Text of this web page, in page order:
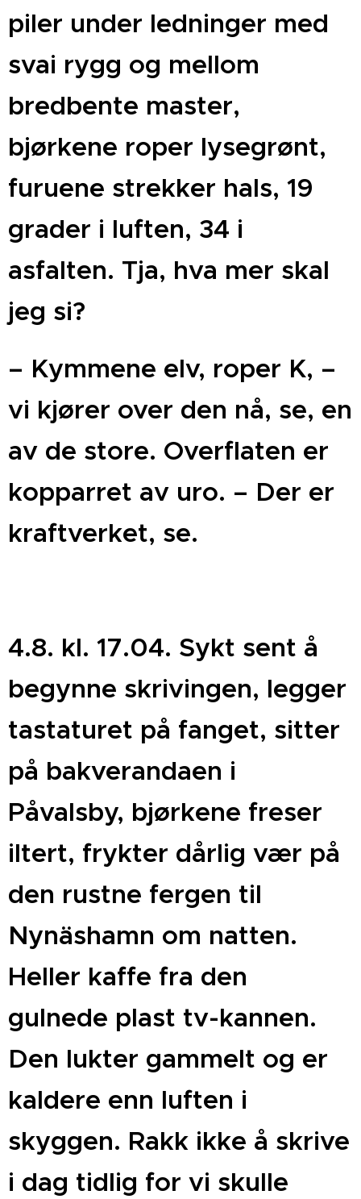
piler under ledninger med
svai rygg og mellom
bredbente master,
bjørkene roper lysegrønt,
furuene strekker hals, 19
grader i luften, 34 i
asfalten. Tja, hva mer skal
jeg si?
– Kymmene elv, roper K, –
vi kjører over den nå, se, en
av de store. Overflaten er
kopparret av uro. – Der er
kraftverket, se.
4.8. kl. 17.04. Sykt sent å
begynne skrivingen, legger
tastaturet på fanget, sitter
på bakverandaen i
Påvalsby, bjørkene freser
iltert, frykter dårlig vær på
den rustne fergen til
Nynäshamn om natten.
Heller kaffe fra den
gulnede plast tv-kannen.
Den lukter gammelt og er
kaldere enn luften i
skyggen. Rakk ikke å skrive
i dag tidlig for vi skulle